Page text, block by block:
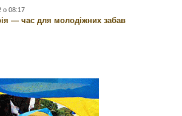
о 08:17
— час для молодіжних забав